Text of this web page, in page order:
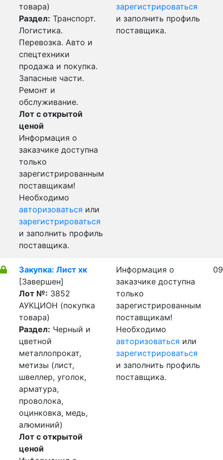
товара)
Раздел: Транспорт.
Логистика.
Перевозка. Авто и
спецтехники
продажа и покупка.
Запасные части.
Ремонт и
обслуживание.
Лот с открытой
ценой
Информация о
заказчике доступна
только
зарегистрированным
поставщикам!
Необходимо
авторизоваться или
зарегистрироваться
и заполнить профиль
поставщика.
зарегистрироваться
и заполнить профиль
поставщика.
Закупка: Лист хк
[Завершен]
Лот №: 3852
АУКЦИОН (покупка
товара)
Раздел: Черный и
цветной
металлопрокат,
метизы (лист,
швеллер, уголок,
арматура,
проволока,
оцинковка, медь,
алюминий)
Лот с открытой
ценой
Информация о
заказчике доступна
только
зарегистрированным
поставщикам!
Необходимо
авторизоваться или
зарегистрироваться
и заполнить профиль
поставщика.